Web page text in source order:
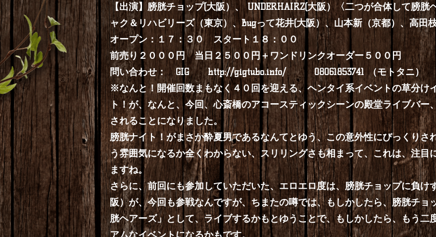
【出演】膀胱チョップ(大阪）、 UNDERHAIRZ(大阪）〈二つが合体して膀
ャク＆リハビリーズ（東京）、Bugって花井(大阪）、山本新（京都）、高田
オープン：１７：３０ スタート１８：００
前売り２０００円 当日２５００円＋ワンドリンクオーダー５００円
問い合わせ： GIGhttp://gigtubo.info/08061853741 （モトタニ）
※なんと！開催回数まもなく４０回を迎える、ヘンタイ系イベントの草分け
ト！が、なんと、今回、心斎橋のアコースティックシーンの殿堂ライブバー
されることになりました。
膀胱ナイト！がまさか酔夏男であるなんてとゆう、この意外性にびっくりさ
う雰囲気になるか全くわからない、スリリングさも相まって、これは、注目
ますね。
さらに、前回にも参加していただいた、エロエロ度は、膀胱チョップに負け
阪）が、今回も参戦なんですが、ちまたの噂では、もしかしたら、膀胱チョ
胱ヘアーズ」として、ライブするかもとゆうことで、もしかしたら、もう二